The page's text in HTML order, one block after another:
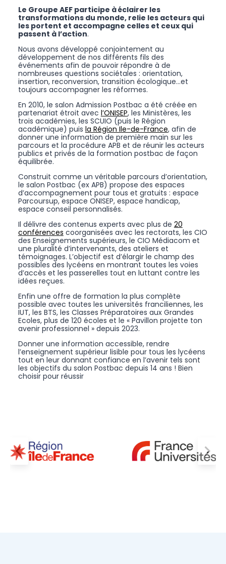
Le Groupe AEF participe à éclairer les
transformations du monde, relie les acteurs qui
les portent et accompagne celles et ceux qui
passent à l’action.
Nous avons développé conjointement au
développement de nos différents fils des
événements afin de pouvoir répondre à de
nombreuses questions sociétales : orientation,
insertion, reconversion, transition écologique…et
toujours accompagner les réformes.
En 2010, le salon Admission Postbac a été créée en
partenariat étroit avec l’ONISEP, les Ministères, les
trois académies, les SCUIO (puis le Région
académique) puis la Région Ile-de-France, afin de
donner une information de première main sur les
parcours et la procédure APB et de réunir les acteurs
publics et privés de la formation postbac de façon
équilibrée.
Construit comme un véritable parcours d’orientation,
le salon Postbac (ex APB) propose des espaces
d’accompagnement pour tous et gratuits : espace
Parcoursup, espace ONISEP, espace handicap,
espace conseil personnalisés.
Il délivre des contenus experts avec plus de 20
conférences coorganisées avec les rectorats, les CIO
des Enseignements supérieurs, le CIO Médiacom et
une pluralité d’intervenants, des ateliers et
témoignages. L’objectif est d’élargir le champ des
possibles des lycéens en montrant toutes les voies
d’accès et les passerelles tout en luttant contre les
idées reçues.
Enfin une offre de formation la plus complète
possible avec toutes les universités franciliennes, les
IUT, les BTS, les Classes Préparatoires aux Grandes
Ecoles, plus de 120 écoles et le « Pavillon projette ton
avenir professionnel » depuis 2023.
Donner une information accessible, rendre
l’enseignement supérieur lisible pour tous les lycéens
tout en leur donnant confiance en l’avenir tels sont
les objectifs du salon Postbac depuis 14 ans ! Bien
choisir pour réussir